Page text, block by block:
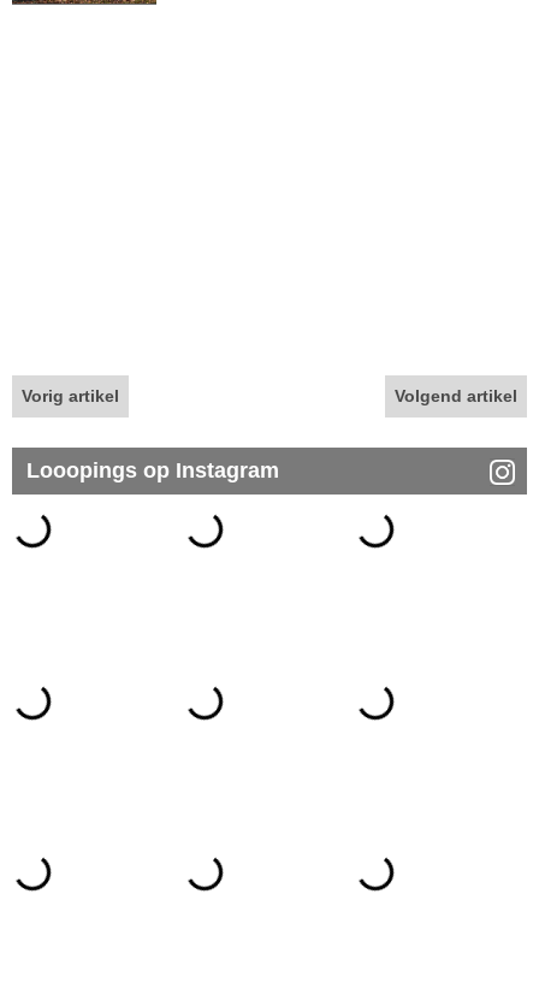
Vorig artikel Volgend artikel
Looopings op Instagram